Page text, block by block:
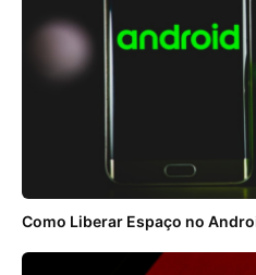
Como Liberar Espaço no